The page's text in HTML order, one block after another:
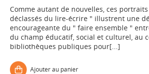
Comme autant de nouvelles, ces
déclassés du lire-écrire " illustrent une
encourageante du " faire ensemble "
du champ éducatif, social et culturel, au
bibliothèques publiques pour[...]
Ajouter au panier